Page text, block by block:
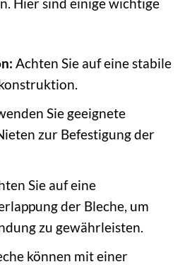
Achten Sie auf eine stabile
Sie geeignete
zur Befestigung der
Sie auf eine
der Bleche, um
zu gewährleisten.
können mit einer